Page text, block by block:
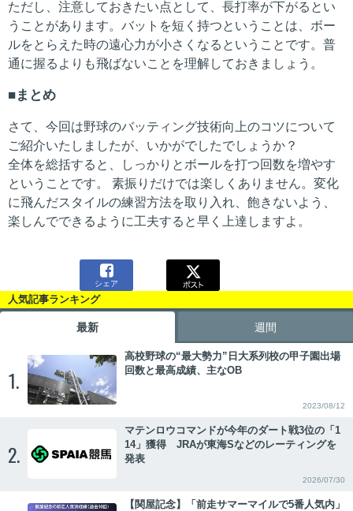
ただし、注意しておきたい点として、長打率が下がるとい
うことがあります。バットを短く持つということは、ボー
ルをとらえた時の遠心力が小さくなるということです。普
通に握るよりも飛ばないことを理解しておきましょう。
まとめ
さて、今回は野球のバッティング技術向上のコツについて
ご紹介いたしましたが、いかがでしたでしょうか？
全体を総括すると、しっかりとボールを打つ回数を増やす
ということです。 素振りだけでは楽しくありません。変化
に飛んだスタイルの練習方法を取り入れ、飽きないよう、
楽しんでできるように工夫すると早く上達しますよ。

シェア
人気記事ランキング
最新 週間
1.
高校野球の“最大勢力”日大系列校の甲子園出場
回数と最高成績、主なOB
2023/08/12
2.
マテンロウコマンドが今年のダート戦3位の「1
14」獲得 JRAが東海Sなどのレーティングを
発表
2026/07/30
【関屋記念】「前走サマーマイルで5番人気内」